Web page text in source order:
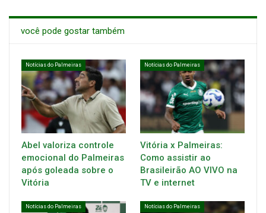
você pode gostar também
Notícias do Palmeiras
Abel valoriza controle
emocional do Palmeiras
após goleada sobre o
Vitória
Notícias do Palmeiras
Vitória x Palmeiras:
Como assistir ao
Brasileirão AO VIVO na
TV e internet
Notícias do Palmeiras Notícias do Palmeiras